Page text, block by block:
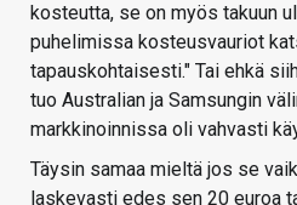
kosteutta, se on myös takuun
puhelimissa kosteusvauriot
tapauskohtaisesti." Tai ehkä
tuo Australian ja Samsungin
markkinoinnissa oli vahvasti
Täysin samaa mieltä jos se
laskevasti edes sen 20 euroa